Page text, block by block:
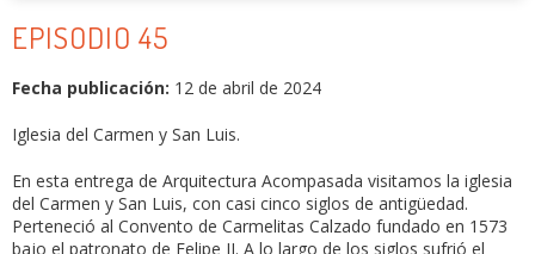
EPISODIO 45
Fecha publicación: 12 de abril de 2024
Iglesia del Carmen y San Luis.
En esta entrega de Arquitectura Acompasada visitamos la iglesia
del Carmen y San Luis, con casi cinco siglos de antigüedad.
Perteneció al Convento de Carmelitas Calzado fundado en 1573
bajo el patronato de Felipe II. A lo largo de los siglos sufrió el